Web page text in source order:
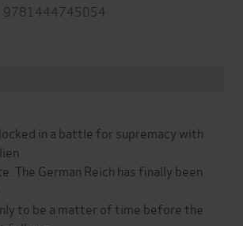
9781444745054
in a battle for supremacy with
The German Reich has finally been
to be a matter of time before the